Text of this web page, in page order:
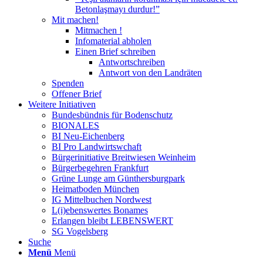
Betonlaşmayı durdur!”
Mit machen!
Mitmachen !
Infomaterial abholen
Einen Brief schreiben
Antwortschreiben
Antwort von den Landräten
Spenden
Offener Brief
Weitere Initiativen
Bundesbündnis für Bodenschutz
BIONALES
BI Neu-Eichenberg
BI Pro Landwirtswchaft
Bürgerinitiative Breitwiesen Weinheim
Bürgerbegehren Frankfurt
Grüne Lunge am Günthersburgpark
Heimatboden München
IG Mittelbuchen Nordwest
L(i)ebenswertes Bonames
Erlangen bleibt LEBENSWERT
SG Vogelsberg
Suche
Menü Menü